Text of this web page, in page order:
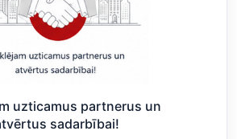
uzticamus partnerus un
sadarbībai!